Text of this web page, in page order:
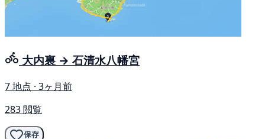
大内裏 → 石清水八幡宮
7 地点 · 3ヶ月前
283 閲覧
保存